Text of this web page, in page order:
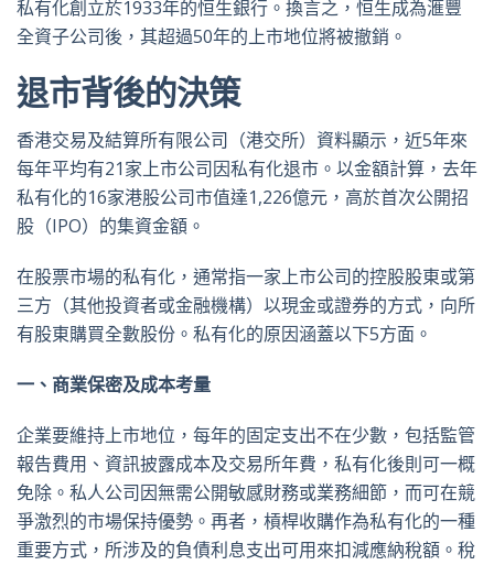
私有化創立於1933年的恒生銀行。換言之，恒生成為滙豐
全資子公司後，其超過50年的上市地位將被撤銷。
退市背後的決策
香港交易及結算所有限公司（港交所）資料顯示，近5年來
每年平均有21家上市公司因私有化退市。以金額計算，去年
私有化的16家港股公司市值達1,226億元，高於首次公開招
股（IPO）的集資金額。
在股票市場的私有化，通常指一家上市公司的控股股東或第
三方（其他投資者或金融機構）以現金或證券的方式，向所
有股東購買全數股份。私有化的原因涵蓋以下5方面。
一、商業保密及成本考量
企業要維持上市地位，每年的固定支出不在少數，包括監管
報告費用、資訊披露成本及交易所年費，私有化後則可一概
免除。私人公司因無需公開敏感財務或業務細節，而可在競
爭激烈的市場保持優勢。再者，槓桿收購作為私有化的一種
重要方式，所涉及的負債利息支出可用來扣減應納稅額。稅